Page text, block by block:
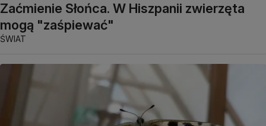
Zaćmienie Słońca. W Hiszpanii zwierzęta
mogą "zaśpiewać"
ŚWIAT